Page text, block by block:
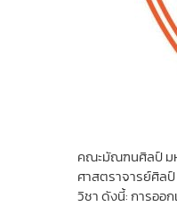
คณะมัณฑนศิลป์ มห
ศาสตราจารย์ศิล
วิชา ดังนี้: การออ